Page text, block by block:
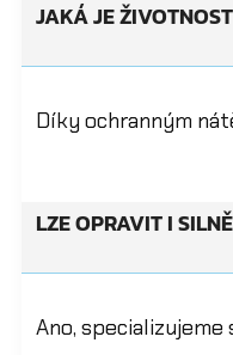
JAKÁ JE
Díky ochranným
LZE OPRAVIT I
Ano,